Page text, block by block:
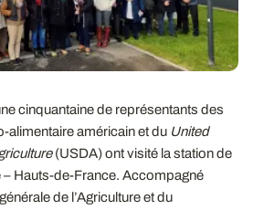
cinquantaine de représentants des
alimentaire américain et du United
(USDA) ont visité la station de
Hauts-de-France. Accompagné
de l’Agriculture et du